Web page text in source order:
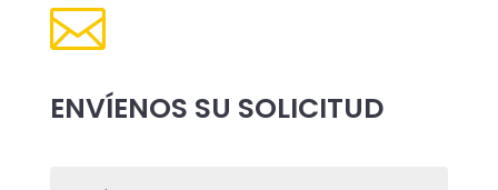

ENVÍENOS SU SOLICITUD